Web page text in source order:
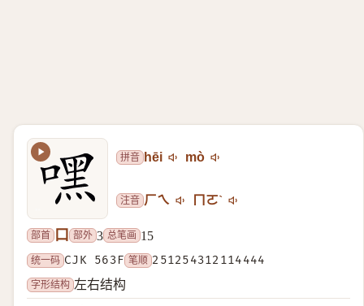
拼音 hēi mò
注音 ㄏㄟ ㄇㄛˋ
部首 口 部外 3 总笔画 15
统一码 CJK 563F 笔顺 251254312114444
字形结构 左右结构